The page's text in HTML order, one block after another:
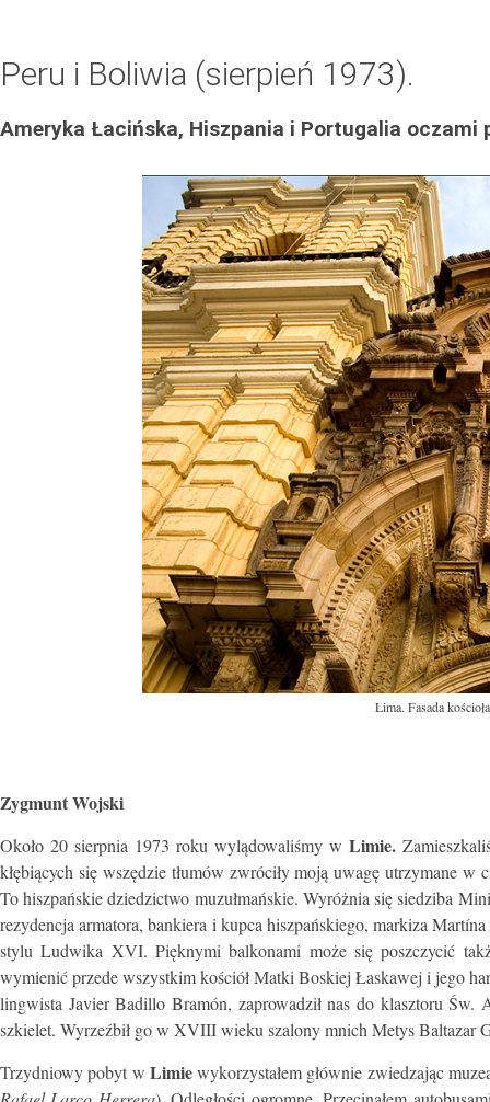
Peru i Boliwia (sierpień 1973).
Ameryka Łacińska, Hiszpania i Portugalia oczami
Lima. Fasada
Zygmunt Wojski
Około 20 sierpnia 1973 roku wylądowaliśmy w Limie.
kłębiących się wszędzie tłumów zwróciły moją uwagę utrzymane
To hiszpańskie dziedzictwo muzułmańskie. Wyróżnia się siedziba
rezydencja armatora, bankiera i kupca hiszpańskiego, markiza
stylu Ludwika XVI. Pięknymi balkonami może się poszczycić
wymienić przede wszystkim kościół Matki Boskiej Łaskawej i jego
lingwista Javier Badillo Bramón, zaprowadził nas do klasztoru
szkielet. Wyrzeźbił go w XVIII wieku szalony mnich Metys Baltazar
Trzydniowy pobyt w Limiewykorzystałem głównie zwiedzając